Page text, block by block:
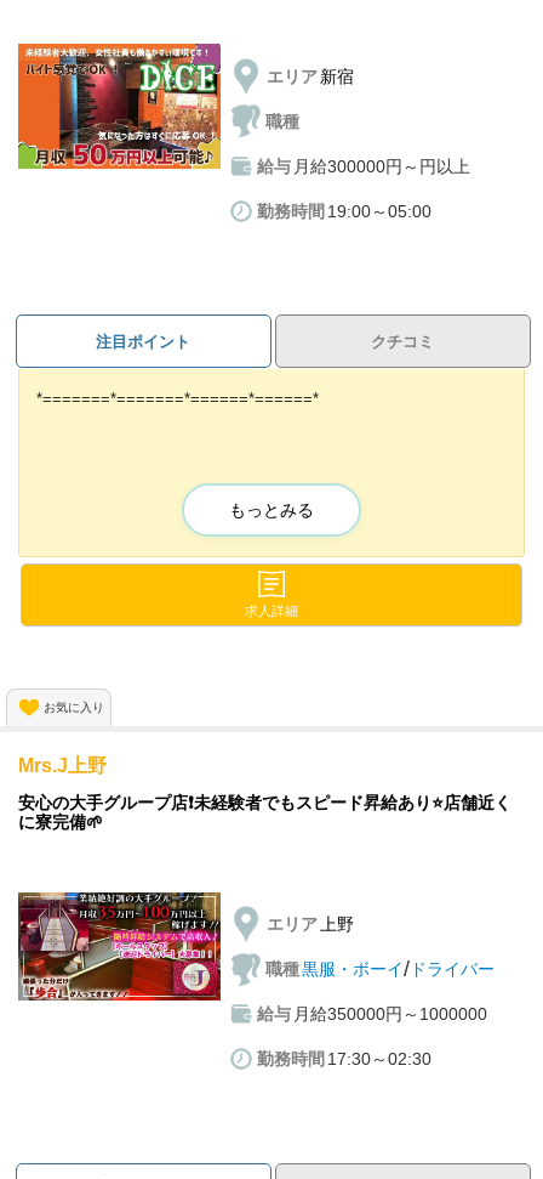
随時昇給・昇格も可能です◎
しっかりとボーナスも有るので予想以上に稼げるんです⭐️
日払いにも対応してますので、
毎日がお給料日なんです！💵
👤未経験者さんでも働きやすい👤
分からないことはなんでも聞きやすい環境です💫
お気軽にご応募くださいね🙋♂
エリア新宿
職種
給与 月給300000円～円以上
勤務時間 19:00～05:00
注目ポイント クチコミ
*=======*=======*======*======*
店舗拡大に伴い、従業員募集中！
アットホームな環境で働きませんか？
*=======*=======*======*======*
どなたでもお気軽にお問合せください◎
🏖充実した休暇制度🏖
当店で働いてくださるスタッフさんに
・完全週休2日制
・GW休暇
・夏季休暇
もっとみる
求人詳細
お気に入り
Mrs.J上野
安心の大手グループ店❗️未経験者でもスピード昇給あり⭐店舗近く
に寮完備🌱
エリア 上野
職種黒服・ボーイ/ ドライバー
給与 月給350000円～1000000
勤務時間 17:30～02:30